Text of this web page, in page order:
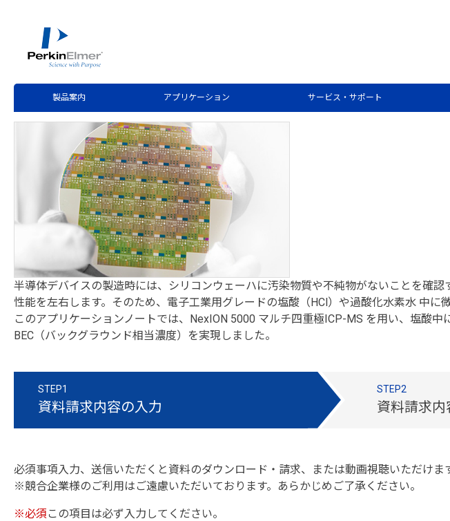
製品案内 アプリケーション サービス・サポート
Application Note Request
NexION 5000 ICP-MSによる電子工業用グレー
半導体デバイスの製造時には、シリコンウェーハに汚染物質や不純物がないことを確
性能を左右します。そのため、電子工業用グレードの塩酸（HCl）や過酸化水素水 中
このアプリケーションノートでは、NexION 5000 マルチ四重極ICP-MS を用い、塩酸
BEC（バックグラウンド相当濃度）を実現しました。
STEP1
資料請求内容の入力
STEP2
資料請求
必須事項入力、送信いただくと資料のダウンロード・請求、または動画視聴いただけます
※競合企業様のご利用はご遠慮いただいております。あらかじめご了承ください。
※必須 この項目は必ず入力してください。